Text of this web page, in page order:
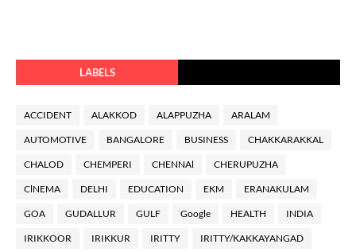
LABELS
ACCIDENT ALAKKOD ALAPPUZHA ARALAM
AUTOMOTIVE BANGALORE BUSINESS CHAKKARAKKAL
CHALOD CHEMPERI CHENNAl CHERUPUZHA
ClNEMA DELHI EDUCATION EKM ERANAKULAM
GOA GUDALLUR GULF Google HEALTH INDIA
IRIKKOOR IRIKKUR IRITTY IRITTY/KAKKAYANGAD